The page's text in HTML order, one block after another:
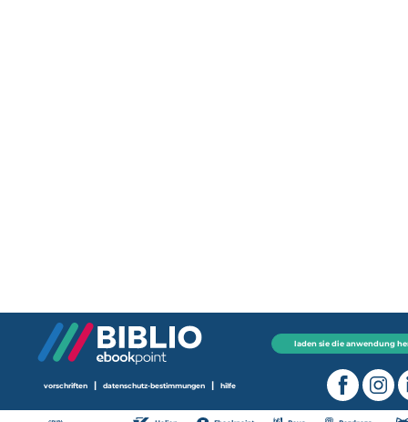
laden sie die anwendung
vorschriften | datenschutz-bestimmungen | hilfe